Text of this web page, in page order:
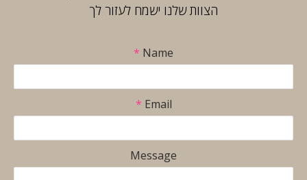
הצוות שלנו ישמח לעזור לך
Name
*
Message
Name
Email
*
Message